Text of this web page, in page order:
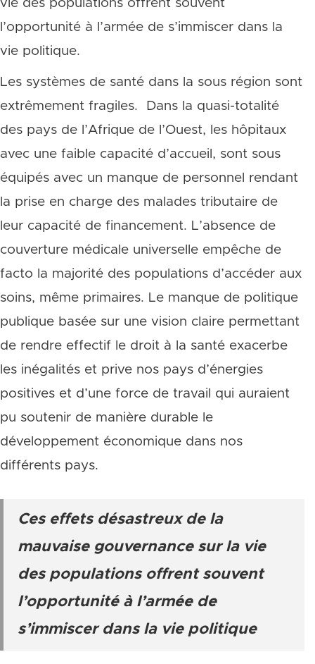
vie des populations offrent souvent
l’opportunité à l’armée de s’immiscer dans la
vie politique.
Les systèmes de santé dans la sous région sont
extrêmement fragiles. Dans la quasi-totalité
des pays de l’Afrique de l’Ouest, les hôpitaux
avec une faible capacité d’accueil, sont sous
équipés avec un manque de personnel rendant
la prise en charge des malades tributaire de
leur capacité de financement. L’absence de
couverture médicale universelle empêche de
facto la majorité des populations d’accéder aux
soins, même primaires. Le manque de politique
publique basée sur une vision claire permettant
de rendre effectif le droit à la santé exacerbe
les inégalités et prive nos pays d’énergies
positives et d’une force de travail qui auraient
pu soutenir de manière durable le
développement économique dans nos
différents pays.
Ces effets désastreux de la
mauvaise gouvernance sur la vie
des populations offrent souvent
l’opportunité à l’armée de
s’immiscer dans la vie politique